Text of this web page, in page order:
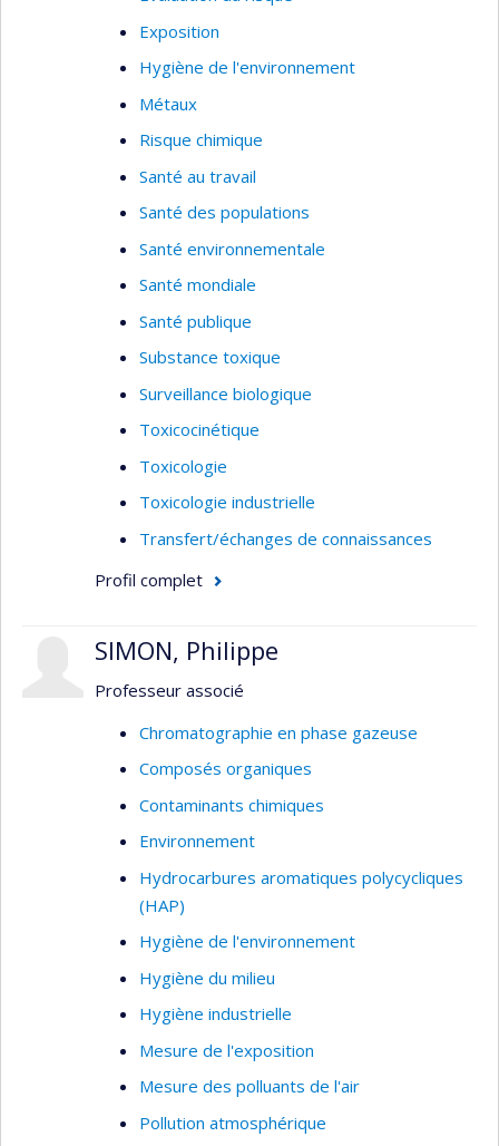
de ses intérêts de recherche. Un autre projet en
cours vise à fournir aux hygiénistes du travail un
outil d’identification de risque potentiel provenant
de l’exposition à des substances toxiques par la
s’intéresse au design et à l’évaluation des
performances des stratégies de mesure de
l’exposition en milieu de travail.
Exposition
Hygiène de l'environnement
Métaux
Risque chimique
Santé au travail
Santé des populations
Santé environnementale
Santé mondiale
Santé publique
Substance toxique
Surveillance biologique
Toxicocinétique
Toxicologie
Toxicologie industrielle
Transfert/échanges de connaissances
Profil complet
SIMON, Philippe
Professeur associé
Chromatographie en phase gazeuse
Composés organiques
Contaminants chimiques
Environnement
Hydrocarbures aromatiques polycycliques
(HAP)
Hygiène de l'environnement
Hygiène du milieu
Hygiène industrielle
Mesure de l'exposition
Mesure des polluants de l'air
Pollution atmosphérique